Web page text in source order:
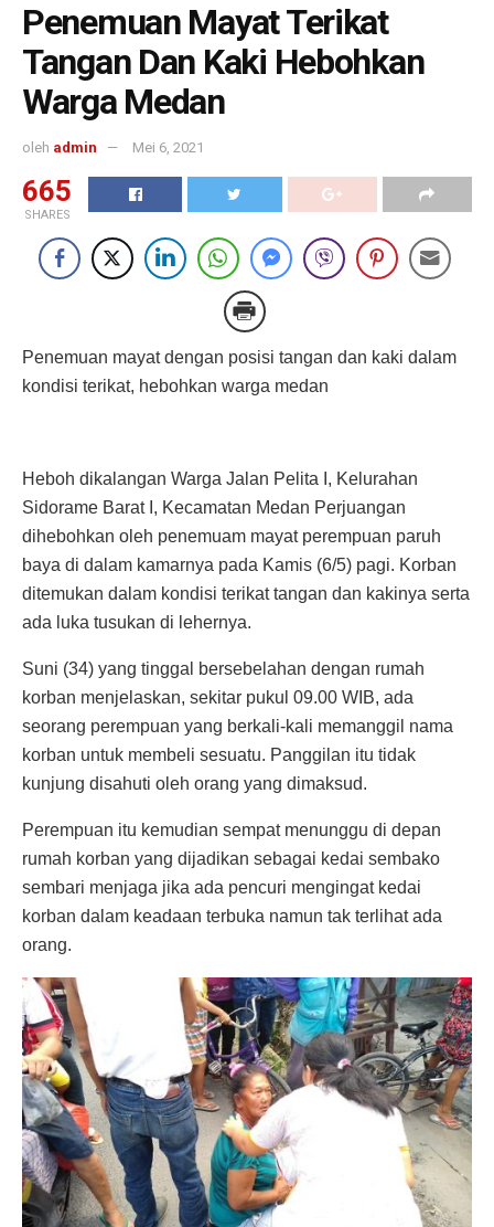
Penemuan Mayat Terikat
Tangan Dan Kaki Hebohkan
Warga Medan
oleh admin Mei 6, 2021
665
SHARES
Penemuan mayat dengan posisi tangan dan kaki dalam
kondisi terikat, hebohkan warga medan
Heboh dikalangan Warga Jalan Pelita I, Kelurahan
Sidorame Barat I, Kecamatan Medan Perjuangan
dihebohkan oleh penemuam mayat perempuan paruh
baya di dalam kamarnya pada Kamis (6/5) pagi. Korban
ditemukan dalam kondisi terikat tangan dan kakinya serta
ada luka tusukan di lehernya.
Suni (34) yang tinggal bersebelahan dengan rumah
korban menjelaskan, sekitar pukul 09.00 WIB, ada
seorang perempuan yang berkali-kali memanggil nama
korban untuk membeli sesuatu. Panggilan itu tidak
kunjung disahuti oleh orang yang dimaksud.
Perempuan itu kemudian sempat menunggu di depan
rumah korban yang dijadikan sebagai kedai sembako
sembari menjaga jika ada pencuri mengingat kedai
korban dalam keadaan terbuka namun tak terlihat ada
orang.